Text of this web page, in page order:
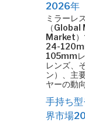
2026年
ミラーレ
（
Market）
24-
105mm
レンズ、
ン）、主
ヤーの動
手持ち
界市場